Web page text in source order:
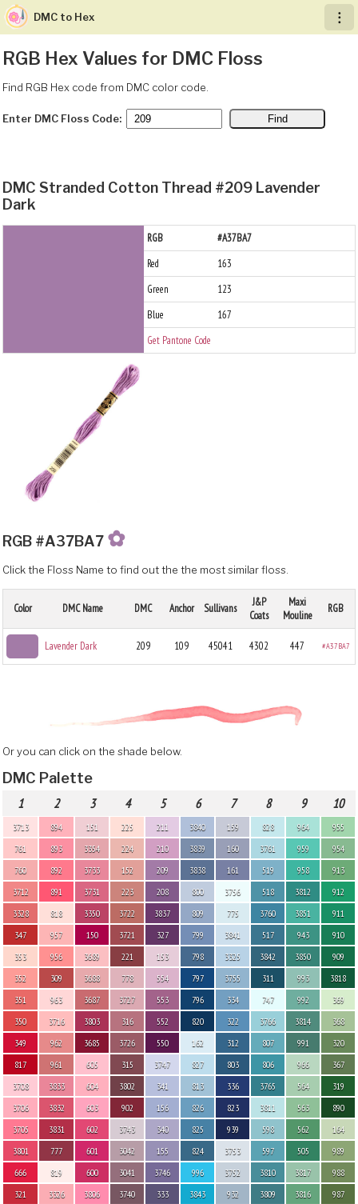
︙
DMC to Hex
RGB Hex Values for DMC Floss
Find RGB Hex code from DMC color code.
Enter DMC Floss Code:
DMC Stranded Cotton Thread #209 Lavender
Dark
RGB
#A37BA7
Red
163
Green
123
Blue
167
Get Pantone Code
RGB #A37BA7 ✿
Click the Floss Name to find out the the most similar floss.
Color DMC Name DMC Anchor Sullivans
J&P
Coats
Maxi
Mouline
RGB
Lavender Dark 209 109 45041 4302 447 #A37BA7
Or you can click on the shade below.
DMC Palette
1 2 3 4 5 6 7 8 9 10
3713
761
760
3712
3328
347
353
352
351
350
349
817
3708
3706
3705
3801
666
321
894
893
892
891
818
957
956
309
963
3716
962
961
3833
3832
3831
777
819
3326
151
3354
3733
3731
3350
150
3689
3688
3687
3803
3685
605
604
603
602
601
600
3806
225
224
152
223
3722
3721
221
778
3727
316
3726
315
3802
902
3743
3042
3041
3740
211
210
209
208
3837
327
153
554
553
552
550
3747
341
156
340
155
3746
333
3840
3839
3838
800
809
799
798
797
796
820
162
827
813
826
825
824
996
3843
159
160
161
3756
775
3841
3325
3755
334
322
312
803
336
823
939
3753
3752
932
828
3761
519
518
3760
517
3842
311
747
3766
807
806
3765
3811
598
597
3810
3809
964
959
958
3812
3851
943
3850
993
992
3814
991
966
564
563
562
505
3817
3816
955
954
913
912
911
910
909
3818
369
368
320
367
319
890
164
989
988
987